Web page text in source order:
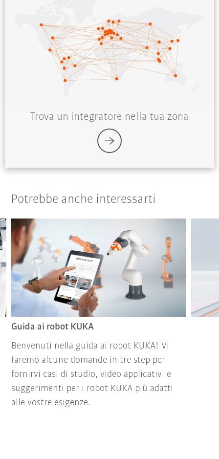
Trova un integratore nella tua zona
Potrebbe anche interessarti
Guida ai robot KUKA
Benvenuti nella guida ai robot KUKA! Vi
faremo alcune domande in tre step per
fornirvi casi di studio, video applicativi e
suggerimenti per i robot KUKA più adatti
alle vostre esigenze.